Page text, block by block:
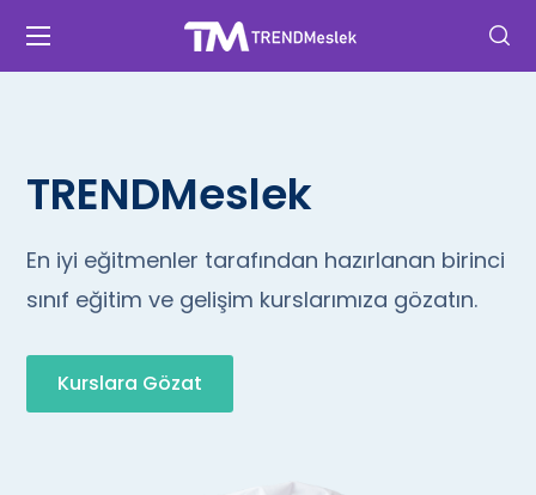
TRENDMeslek
En iyi eğitmenler tarafından hazırlanan birinci
sınıf eğitim ve gelişim kurslarımıza gözatın.
Kurslara Gözat